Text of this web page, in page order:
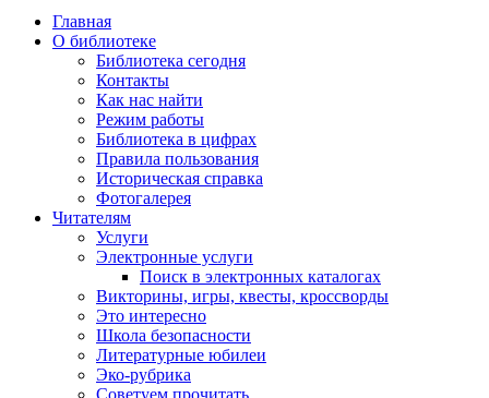
Главная
О библиотеке
Библиотека сегодня
Контакты
Как нас найти
Режим работы
Библиотека в цифрах
Правила пользования
Историческая справка
Фотогалерея
Читателям
Услуги
Электронные услуги
Поиск в электронных каталогах
Викторины, игры, квесты, кроссворды
Это интересно
Школа безопасности
Литературные юбилеи
Эко-рубрика
Советуем прочитать